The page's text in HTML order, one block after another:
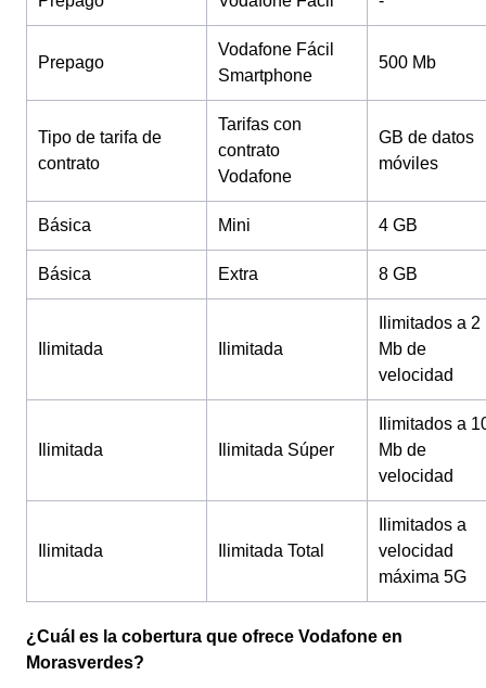
Prepago
Vodafone Fácil
Smartphone
500 Mb
Tipo de tarifa de
contrato
Tarifas con
contrato
Vodafone
GB de datos
móviles
Básica Mini 4 GB
Básica Extra 8 GB
Ilimitada Ilimitada
Ilimitados a 2
Mb de
velocidad
Ilimitada Ilimitada Súper
Ilimitados a
Mb de
velocidad
Ilimitada Ilimitada Total
Ilimitados a
velocidad
máxima 5G
¿Cuál es la cobertura que ofrece Vodafone en
Morasverdes?